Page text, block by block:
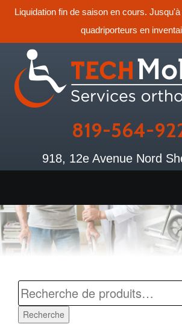
Liquidation fin de saison en cours.
quadriporteurs en
819-564-
918, 12e Avenue Nord
Recherche